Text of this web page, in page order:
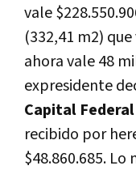
vale
(332,41 m2)
ahora vale 48
expresidente
Capital Federal
recibido por
$48.860.685.